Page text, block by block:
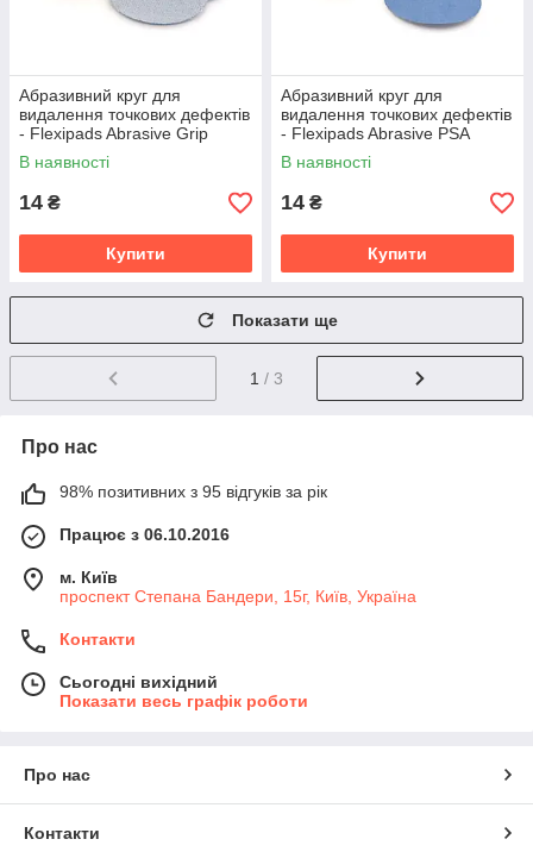
Абразивний круг для
видалення точкових дефектів
- Flexipads Abrasive Grip
P2500 35 мм. 1" сірий
(04415)
В наявності
14 ₴
Купити
Абразивний круг для
видалення точкових дефектів
- Flexipads Abrasive PSA
P2500 35 мм. 1" сірий
(04398)
В наявності
14 ₴
Купити
Показати ще
1 / 3
Про нас
98% позитивних з 95 відгуків за рік
Працює з 06.10.2016
м. Київ
проспект Степана Бандери, 15г, Київ, Україна
Контакти
Сьогодні вихідний
Показати весь графік роботи
Про нас
Контакти